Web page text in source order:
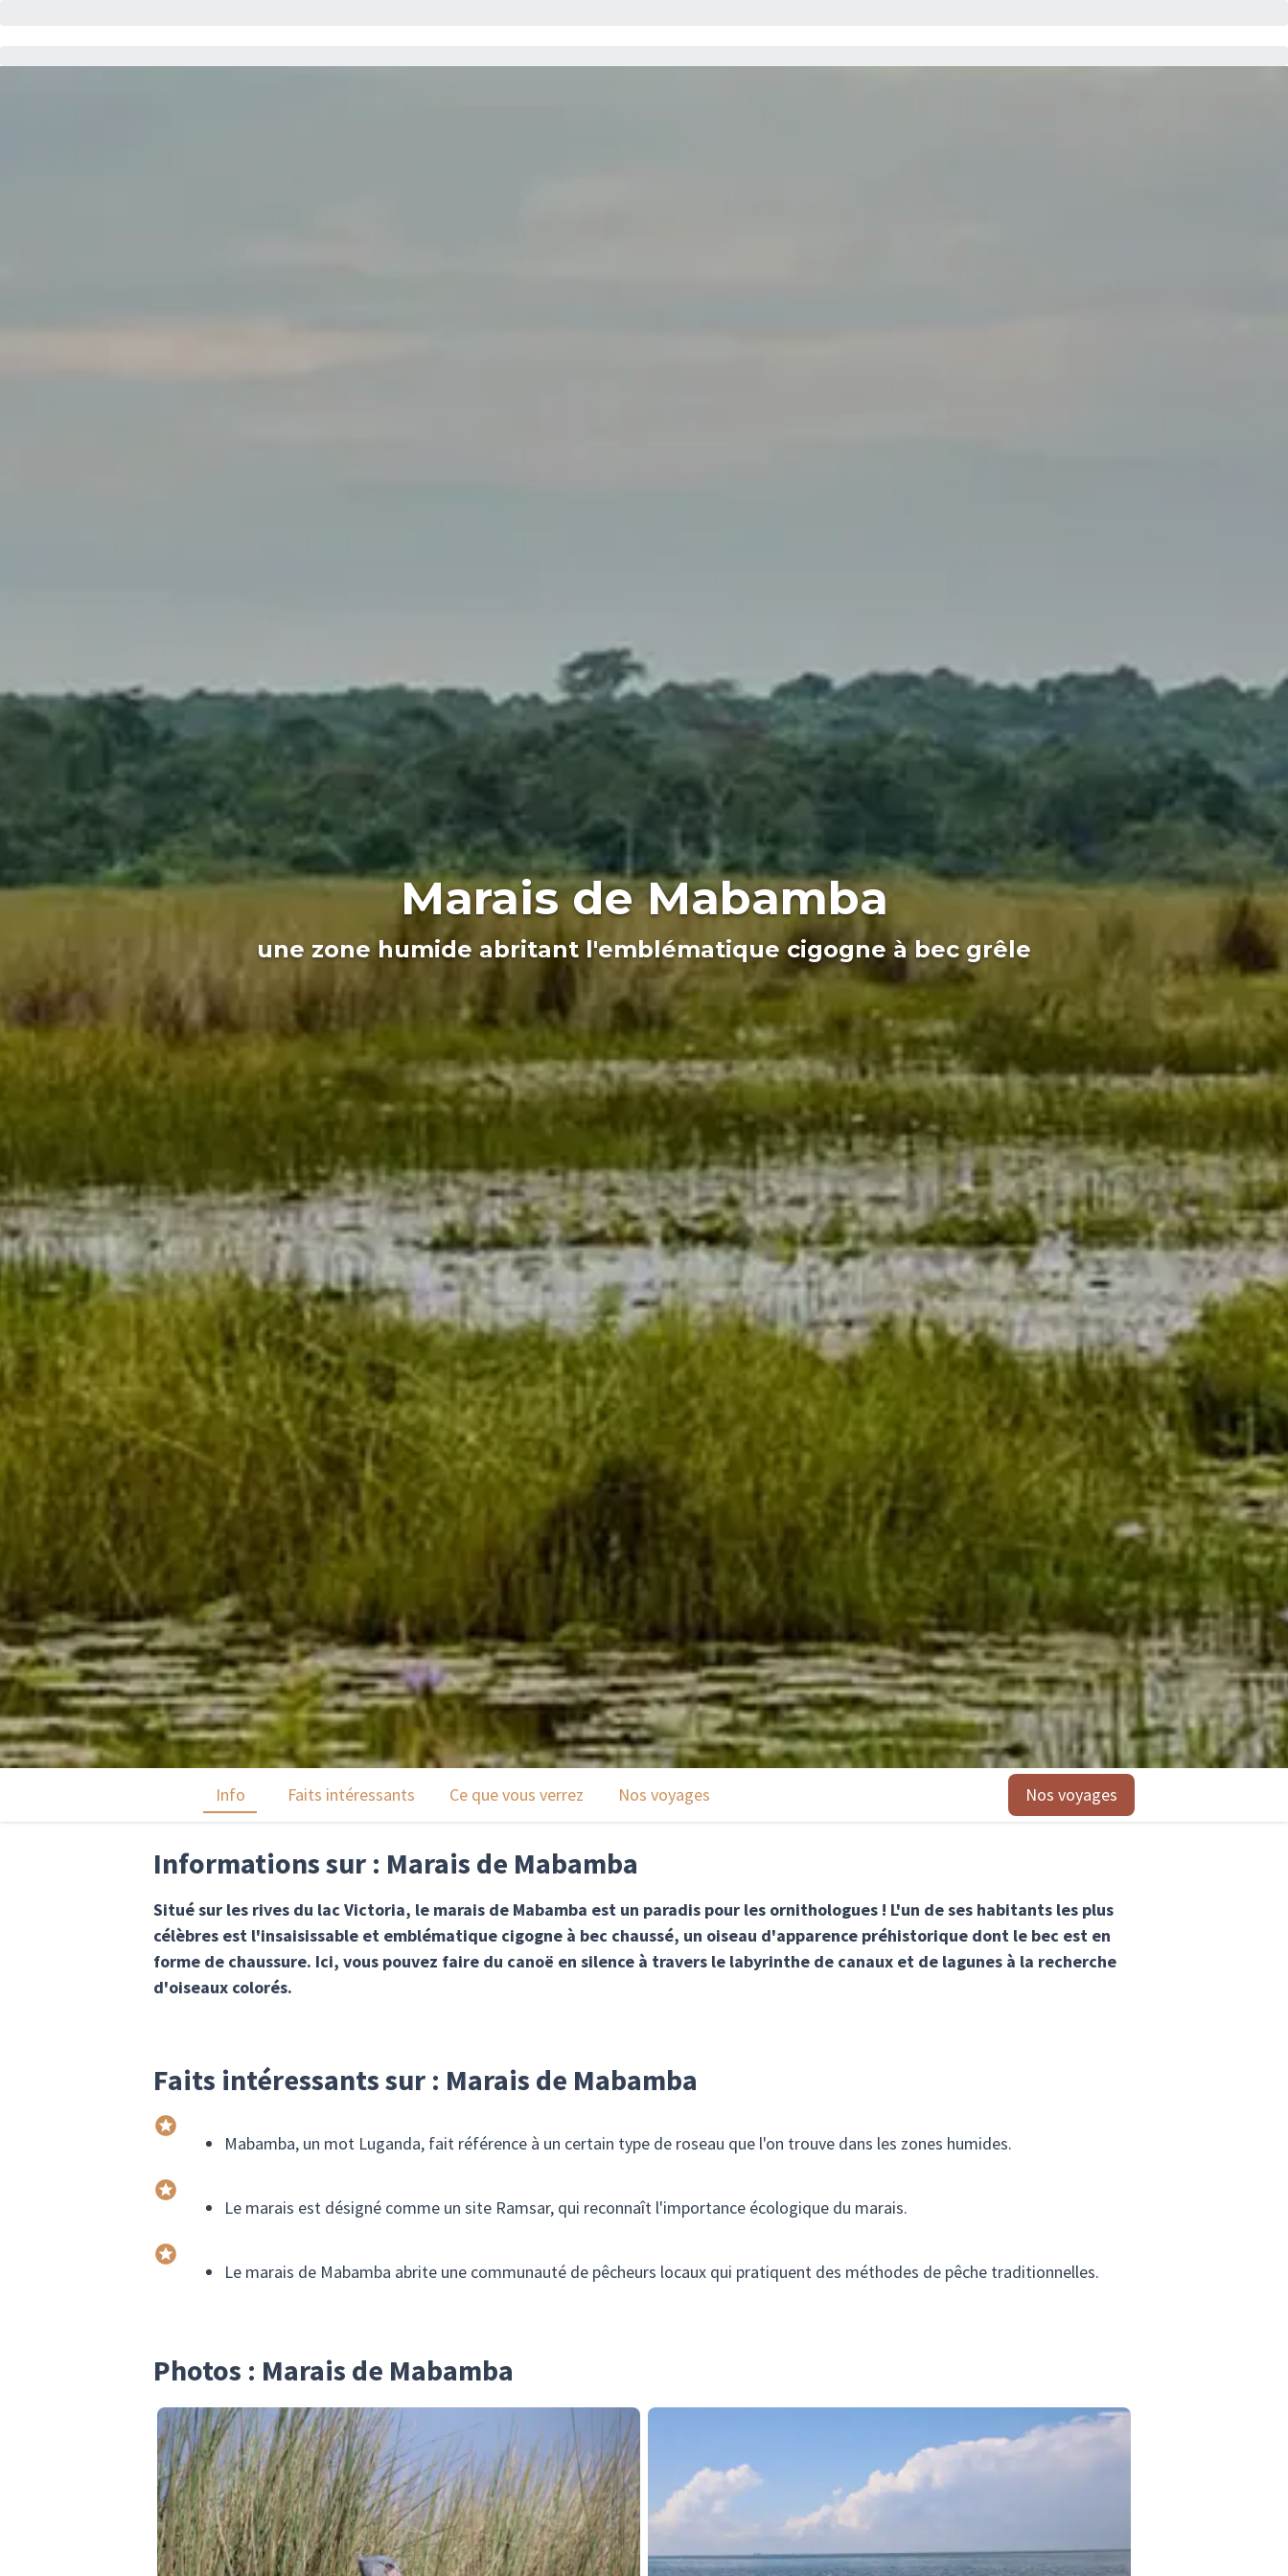
Marais de Mabamba
une zone humide abritant l'emblématique cigogne à bec grêle
Info Faits intéressants Ce que vous verrez Nos voyages Nos voyages
Informations sur : Marais de Mabamba
Situé sur les rives du lac Victoria, le marais de Mabamba est un paradis pour les ornithologues ! L'un de ses habitants les plus
célèbres est l'insaisissable et emblématique cigogne à bec chaussé, un oiseau d'apparence préhistorique dont le bec est en
forme de chaussure. Ici, vous pouvez faire du canoë en silence à travers le labyrinthe de canaux et de lagunes à la recherche
d'oiseaux colorés.
Faits intéressants sur : Marais de Mabamba
Mabamba, un mot Luganda, fait référence à un certain type de roseau que l'on trouve dans les zones humides.
Le marais est désigné comme un site Ramsar, qui reconnaît l'importance écologique du marais.
Le marais de Mabamba abrite une communauté de pêcheurs locaux qui pratiquent des méthodes de pêche traditionnelles.
Photos : Marais de Mabamba